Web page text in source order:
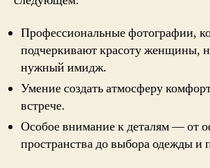
Профессиональные фотографии,
подчеркивают красоту женщины,
нужный имидж.
Умение создать атмосферу
встрече.
Особое внимание к деталям — от
пространства до выбора одежды и